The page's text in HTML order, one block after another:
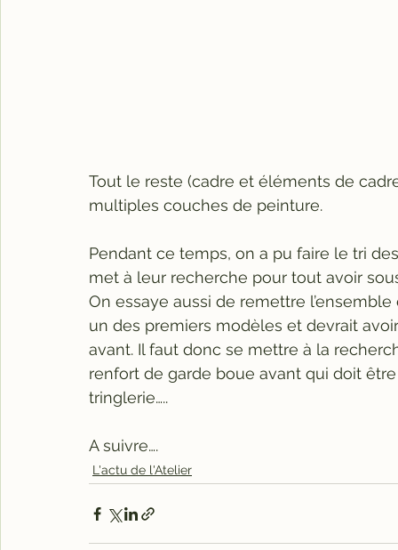
Tout le reste (cadre et éléments de
multiples couches de peinture.
Pendant ce temps, on a pu faire le tri
met à leur recherche pour tout avoir
On essaye aussi de remettre
un des premiers modèles et devrait
avant. Il faut donc se mettre à la
renfort de garde boue avant qui doit
tringlerie…..
A suivre….
L'actu de l'Atelier